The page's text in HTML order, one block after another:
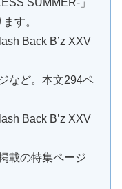
SUMMER-」
す。
Back B’z XXV
など。本文294ペ
Back B’z XXV
載の特集ページ